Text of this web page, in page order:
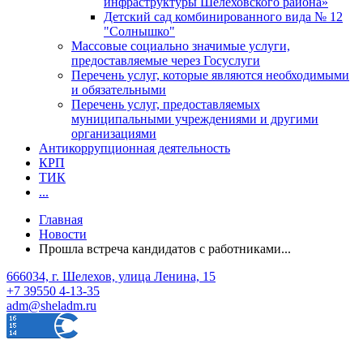
Детский сад комбинированного вида № 12
"Солнышко"
Массовые социально значимые услуги,
предоставляемые через Госуслуги
Перечень услуг, которые являются необходимыми
и обязательными
Перечень услуг, предоставляемых
муниципальными учреждениями и другими
организациями
Антикоррупционная деятельность
КРП
ТИК
...
Главная
Новости
Прошла встреча кандидатов с работниками...
666034, г. Шелехов, улица Ленина, 15
+7 39550 4-13-35
adm@sheladm.ru